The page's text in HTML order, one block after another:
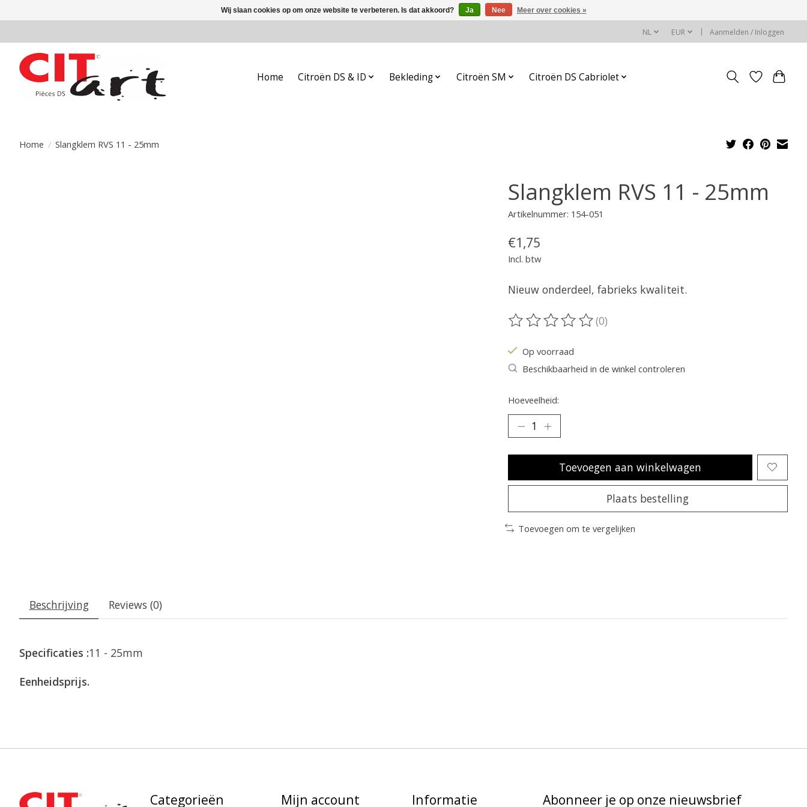
NL EUR Aanmelden / Inloggen
Home Citroën DS & ID Bekleding Citroën SM Citroën DS Cabriolet
Home / Slangklem RVS 11 - 25mm
Slangklem RVS 11 - 25mm
Artikelnummer: 154-051
€1,75
Incl. btw
Nieuw onderdeel, fabrieks kwaliteit.
De beoordeling van dit product is
(0)
Op voorraad
Beschikbaarheid in de winkel controleren
Hoeveelheid:
Toevoegen aan winkelwagen
Plaats bestelling
Toevoegen om te vergelijken
Beschrijving Reviews (0)
Specificaties :11 - 25mm
Eenheidsprijs.
Categorieën Mijn account Informatie Abonneer je op onze nieuwsbrief
Wij slaan cookies op om onze website te verbeteren. Is dat akkoord? Ja Nee Meer over cookies »